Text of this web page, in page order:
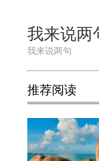
我来说两
推荐阅读